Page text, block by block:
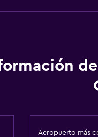
Aeropuerto más